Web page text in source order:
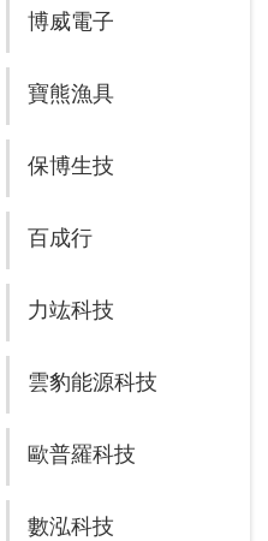
博威電子
寶熊漁具
保博生技
百成行
力竑科技
雲豹能源科技
歐普羅科技
數泓科技